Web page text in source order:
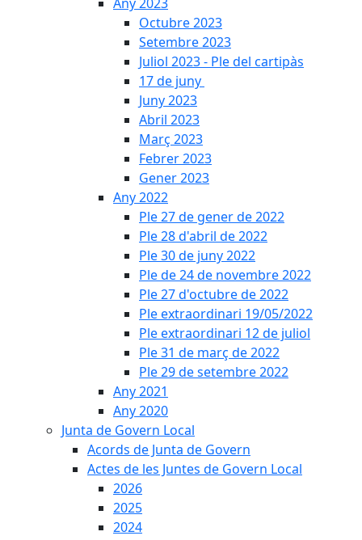
Octubre 2023
Setembre 2023
Juliol 2023 - Ple del cartipàs
17 de juny
Juny 2023
Abril 2023
Març 2023
Febrer 2023
Gener 2023
Any 2022
Ple 27 de gener de 2022
Ple 28 d'abril de 2022
Ple 30 de juny 2022
Ple de 24 de novembre 2022
Ple 27 d'octubre de 2022
Ple extraordinari 19/05/2022
Ple extraordinari 12 de juliol
Ple 31 de març de 2022
Ple 29 de setembre 2022
Any 2021
Any 2020
Junta de Govern Local
Acords de Junta de Govern
Actes de les Juntes de Govern Local
2026
2025
2024